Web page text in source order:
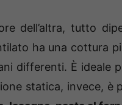
dell’altra, tutto
ha una cottura
differenti. È ideale
statica, invece, è